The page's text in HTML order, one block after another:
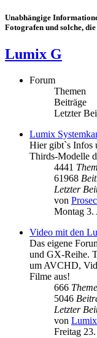
Unabhängige
Fotografen und solche,
Lumix G
Forum
Themen
Beiträge
Letzter
Lumix
Hier gibt`s Infos
Thirds-Modelle
4441
61968
Letzter
von
Montag 3.
Video mit den
Das eigene
und GX-Reihe.
um AVCHD,
Filme aus!
666
5046
Letzter
von
Freitag